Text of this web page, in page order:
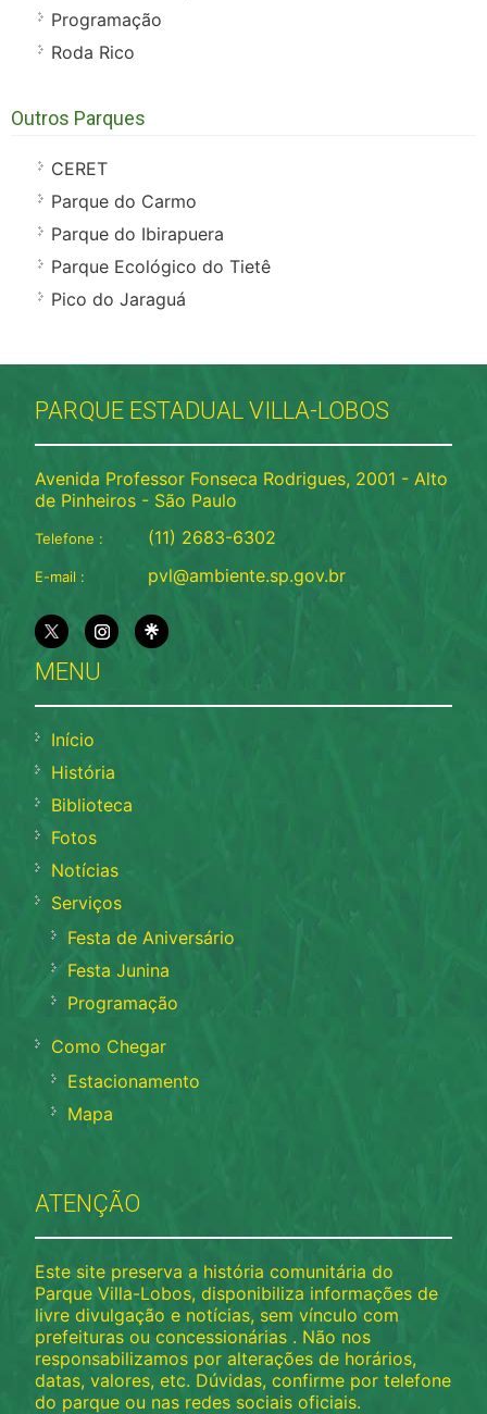
Programação
Roda Rico
Outros Parques
CERET
Parque do Carmo
Parque do Ibirapuera
Parque Ecológico do Tietê
Pico do Jaraguá
PARQUE ESTADUAL VILLA-LOBOS
Avenida Professor Fonseca Rodrigues, 2001 - Alto
de Pinheiros - São Paulo
Telefone : (11) 2683-6302
E-mail : pvl@ambiente.sp.gov.br
MENU
Início
História
Biblioteca
Fotos
Notícias
Serviços
Festa de Aniversário
Festa Junina
Programação
Como Chegar
Estacionamento
Mapa
ATENÇÃO
Este site preserva a história comunitária do
Parque Villa-Lobos, disponibiliza informações de
livre divulgação e notícias, sem vínculo com
prefeituras ou concessionárias . Não nos
responsabilizamos por alterações de horários,
datas, valores, etc. Dúvidas, confirme por telefone
do parque ou nas redes sociais oficiais.